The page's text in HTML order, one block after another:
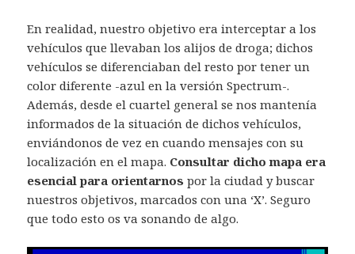
En realidad, nuestro objetivo era interceptar a los
vehículos que llevaban los alijos de droga; dichos
vehículos se diferenciaban del resto por tener un
color diferente -azul en la versión Spectrum-.
Además, desde el cuartel general se nos mantenía
informados de la situación de dichos vehículos,
enviándonos de vez en cuando mensajes con su
localización en el mapa. Consultar dicho mapa era
esencial para orientarnos por la ciudad y buscar
nuestros objetivos, marcados con una ‘X’. Seguro
que todo esto os va sonando de algo.